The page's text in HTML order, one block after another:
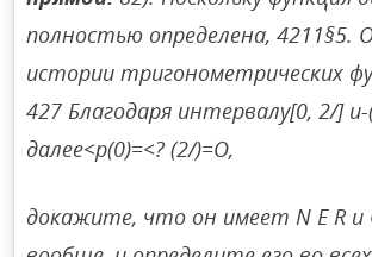
полностью определена, 4211§5.
истории тригонометрических
427 Благодаря интервалу[0, 2/]
далее<p(0)=<? (2/)=O,
докажите, что он имеет N E R и